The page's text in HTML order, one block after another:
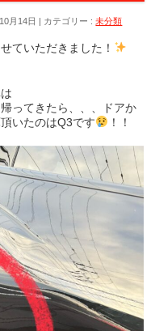
月14日 カテゴリー :未分類
ていただきました！
ってきたら、、、ドアか
いたのはQ3です
！！